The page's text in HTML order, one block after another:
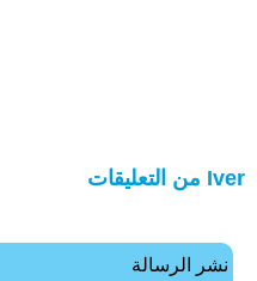
Iver من التعليقات
نشر الرسالة